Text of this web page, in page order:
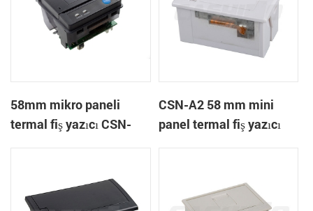
58mm mikro paneli
termal fiş yazıcı CSN-
CSN-A2 58 mm mini
panel termal fiş yazıcı